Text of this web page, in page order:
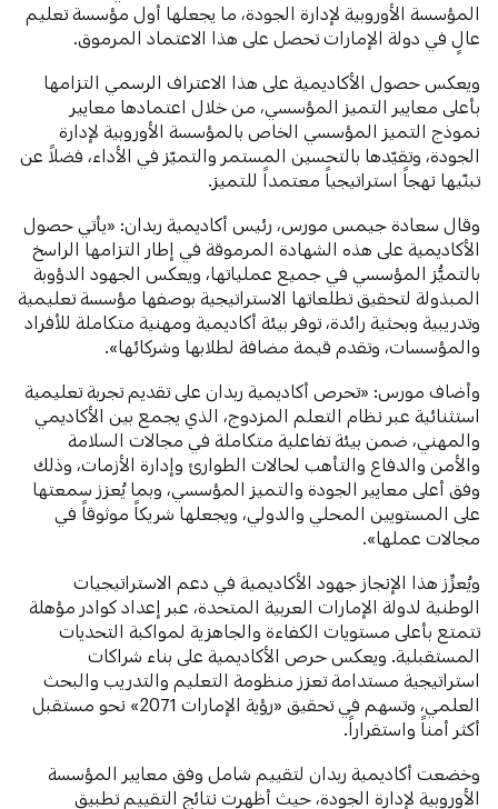
المؤسسة الأوروبية لإدارة الجودة، ما يجعلها أول مؤسسة تعليم
عالٍ في دولة الإمارات تحصل على هذا الاعتماد المرموق.
ويعكس حصول الأكاديمية على هذا الاعتراف الرسمي التزامها
بأعلى معايير التميز المؤسسي، من خلال اعتمادها معايير
نموذج التميز المؤسسي الخاص بالمؤسسة الأوروبية لإدارة
الجودة، وتقيّدها بالتحسين المستمر والتميّز في الأداء، فضلاً عن
تبنّيها نهجاً استراتيجياً معتمداً للتميز.
وقال سعادة جيمس مورس، رئيس أكاديمية ربدان: «يأتي حصول
الأكاديمية على هذه الشهادة المرموقة في إطار التزامها الراسخ
بالتميُّز المؤسسي في جميع عملياتها، ويعكس الجهود الدؤوبة
المبذولة لتحقيق تطلعاتها الاستراتيجية بوصفها مؤسسة تعليمية
وتدريبية وبحثية رائدة، توفر بيئة أكاديمية ومهنية متكاملة للأفراد
والمؤسسات، وتقدم قيمة مضافة لطلابها وشركائها».
وأضاف مورس: «تحرص أكاديمية ربدان على تقديم تجربة تعليمية
استثنائية عبر نظام التعلم المزدوج، الذي يجمع بين الأكاديمي
والمهني، ضمن بيئة تفاعلية متكاملة في مجالات السلامة
والأمن والدفاع والتأهب لحالات الطوارئ وإدارة الأزمات، وذلك
وفق أعلى معايير الجودة والتميز المؤسسي، وبما يُعزز سمعتها
على المستويين المحلي والدولي، ويجعلها شريكاً موثوقاً في
مجالات عملها».
ويُعزِّز هذا الإنجاز جهود الأكاديمية في دعم الاستراتيجيات
الوطنية لدولة الإمارات العربية المتحدة، عبر إعداد كوادر مؤهلة
تتمتع بأعلى مستويات الكفاءة والجاهزية لمواكبة التحديات
المستقبلية. ويعكس حرص الأكاديمية على بناء شراكات
استراتيجية مستدامة تعزز منظومة التعليم والتدريب والبحث
العلمي، وتسهم في تحقيق «رؤية الإمارات 2071» نحو مستقبل
أكثر أمناً واستقراراً.
وخضعت أكاديمية ربدان لتقييم شامل وفق معايير المؤسسة
الأوروبية لإدارة الجودة، حيث أظهرت نتائج التقييم تطبيق